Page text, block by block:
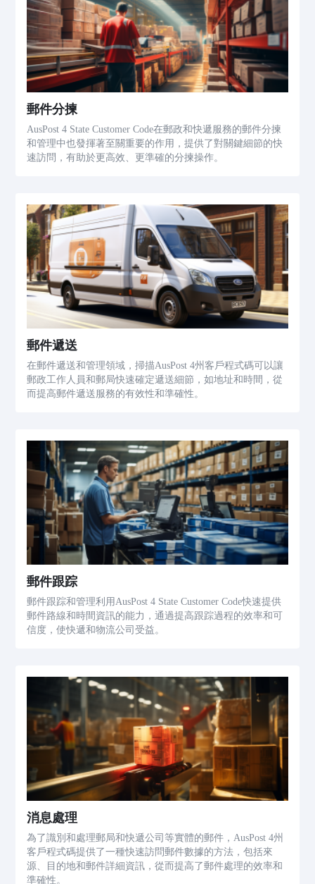
郵件分揀
AusPost 4 State Customer Code在郵政和快遞服務的郵件分揀
和管理中也發揮著至關重要的作用，提供了對關鍵細節的快
速訪問，有助於更高效、更準確的分揀操作。
郵件遞送
在郵件遞送和管理領域，掃描AusPost 4州客戶程式碼可以讓
郵政工作人員和郵局快速確定遞送細節，如地址和時間，從
而提高郵件遞送服務的有效性和準確性。
郵件跟踪
郵件跟踪和管理利用AusPost 4 State Customer Code快速提供
郵件路線和時間資訊的能力，通過提高跟踪過程的效率和可
信度，使快遞和物流公司受益。
消息處理
為了識別和處理郵局和快遞公司等實體的郵件，AusPost 4州
客戶程式碼提供了一種快速訪問郵件數據的方法，包括來
源、目的地和郵件詳細資訊，從而提高了郵件處理的效率和
準確性。